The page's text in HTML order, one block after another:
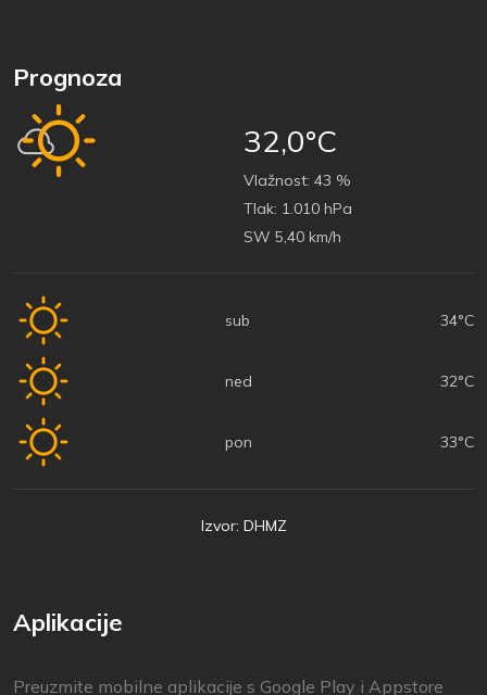
Prognoza
32,0°C
Vlažnost: 43 %
Tlak: 1.010 hPa
SW 5,40 km/h
sub 34°C
ned 32°C
pon 33°C
Izvor: DHMZ
Aplikacije
Preuzmite mobilne aplikacije s Google Play i Appstore